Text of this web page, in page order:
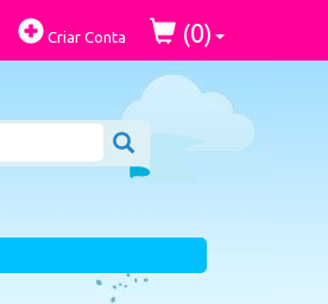
Criar Conta (0)